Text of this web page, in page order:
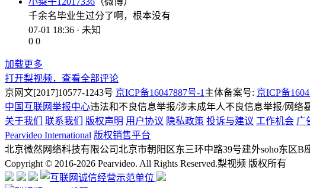
千余名毕业生过分了啊，根本没有
07-01 18:36 · 未知
0 0
加载更多
打开梨视频，查看全部评论
京网文[2017]10577-1243号 京ICP备16047887号-1 主体备案号: 京ICP备
中国互联网举报中心违法和不良信息举报/涉未成年人不良信息举报/网络
关于我们
联系我们 版权声明 用户协议 隐私政策 投诉与建议 工作机会 广
Pearvideo International 版权销售平台
北京微然网络科技有限公司北京市朝阳区东三环中路39号建外soho东区B
Copyright © 2016-2026 Pearvideo. All Rights Reserved.梨视频 版权所有